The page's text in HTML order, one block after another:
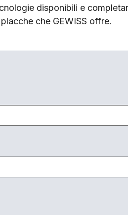
disponibili e
che GEWISS offre.